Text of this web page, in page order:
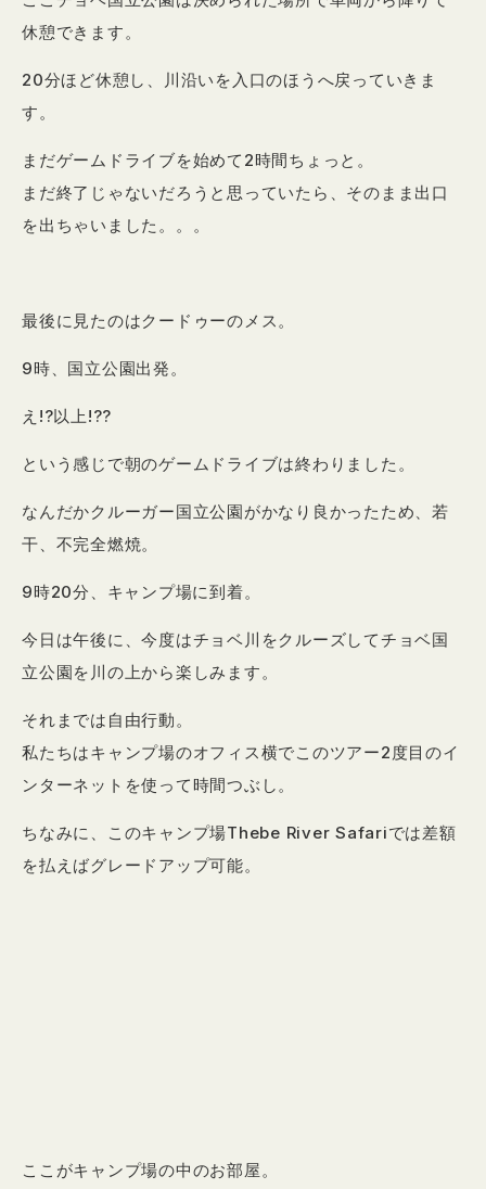
休憩できます。
20分ほど休憩し、川沿いを入口のほうへ戻っていきま
す。
まだゲームドライブを始めて2時間ちょっと。
まだ終了じゃないだろうと思っていたら、そのまま出口
を出ちゃいました。。。
最後に見たのはクードゥーのメス。
9時、国立公園出発。
え!?以上!??
という感じで朝のゲームドライブは終わりました。
なんだかクルーガー国立公園がかなり良かったため、若
干、不完全燃焼。
9時20分、キャンプ場に到着。
今日は午後に、今度はチョベ川をクルーズしてチョベ国
立公園を川の上から楽しみます。
それまでは自由行動。
私たちはキャンプ場のオフィス横でこのツアー2度目のイ
ンターネットを使って時間つぶし。
ちなみに、このキャンプ場Thebe River Safariでは差額
を払えばグレードアップ可能。
ここがキャンプ場の中のお部屋。